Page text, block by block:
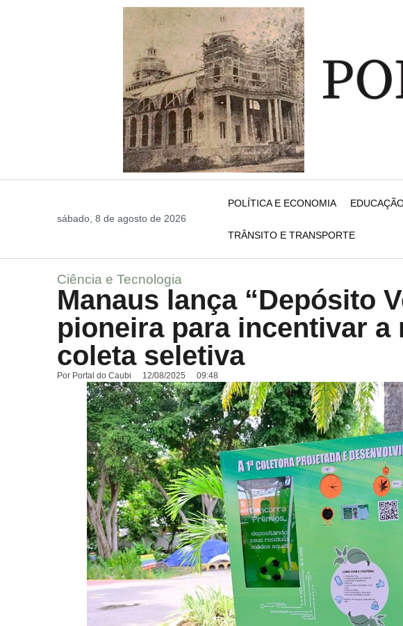
sábado, 8 de agosto de 2026
POLÍTICA E ECONOMIA
TRÂNSITO E TRANSPORTE
Ciência e Tecnologia
Manaus lança “Depósito
pioneira para incentivar a
coleta seletiva
Por Portal do Caubi 12/08/2025 09:48